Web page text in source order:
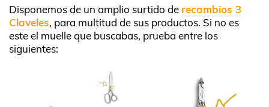
Disponemos de un amplio surtido de recambios 3
Claveles, para multitud de sus productos. Si no es
este el muelle que buscabas, prueba entre los
siguientes: